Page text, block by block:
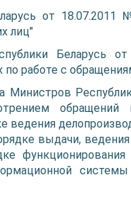
от
лиц"
Беларусь
по работе с
Министров
ведения
выдачи,
функционирования